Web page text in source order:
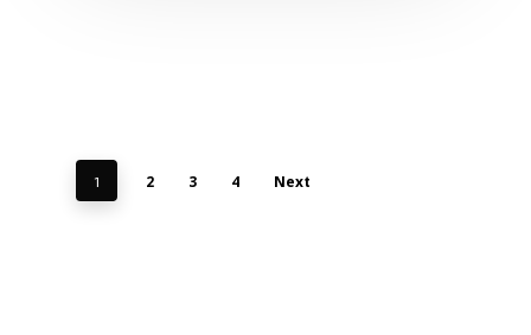
1 2 3 4 Next